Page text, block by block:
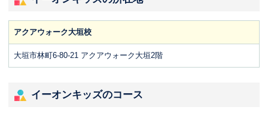
アクアウォーク大垣校
大垣市林町6-80-21 アクアウォーク大垣2階
イーオンキッズのコース